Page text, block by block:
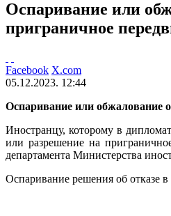
Оспаривание или
приграничное
Facebook X.com
05.12.2023. 12:44
Оспаривание или обжалование
Иностранцу, которому в
или разрешение на
департамента Министерства
Оспаривание решения об отказе